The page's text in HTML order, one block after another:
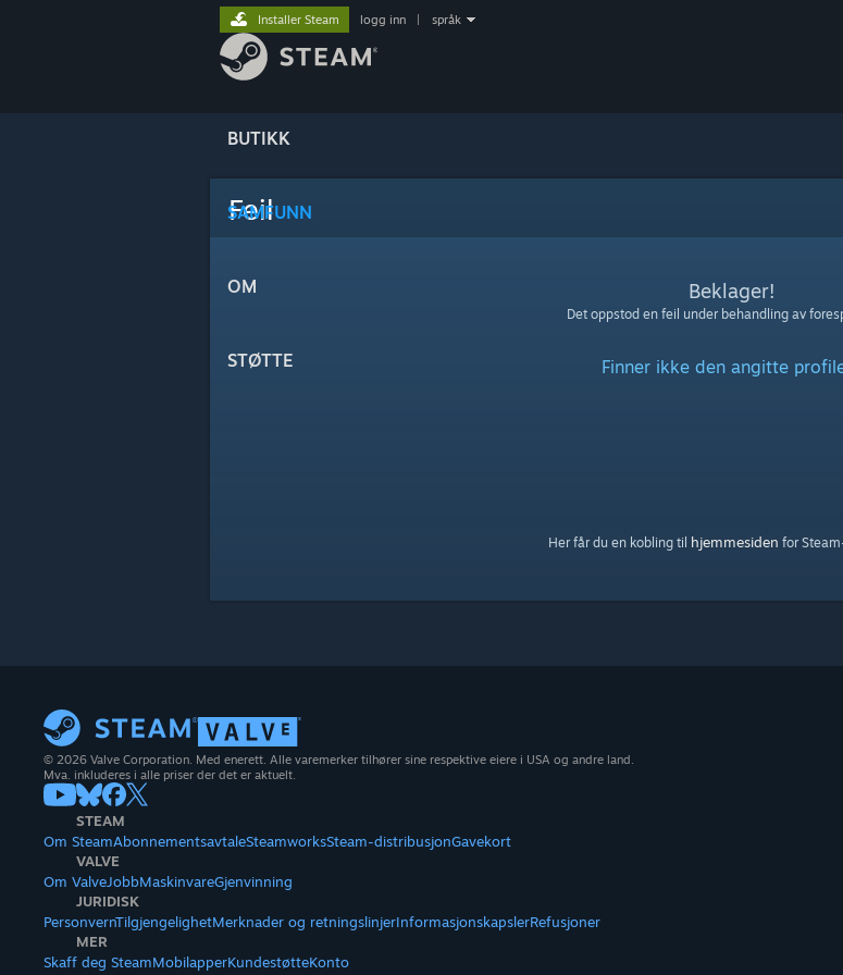
BUTIKK
SAMFUNN
OM
STØTTE
Installer Steam logg inn språk
Feil
Beklager!
Det oppstod en feil under behandling av
Finner ikke den angitte
Her får du en kobling til hjemmesiden for
© 2026 Valve Corporation. Med enerett. Alle varemerker tilhører sine respektive eiere i USA og andre land.
Mva. inkluderes i alle priser der det er aktuelt.
STEAM
Om SteamAbonnementsavtaleSteamworksSteam-distribusjonGavekort
VALVE
Om ValveJobbMaskinvareGjenvinning
JURIDISK
PersonvernTilgjengelighetMerknader og retningslinjerInformasjonskapslerRefusjoner
MER
Skaff deg SteamMobilapperKundestøtteKonto